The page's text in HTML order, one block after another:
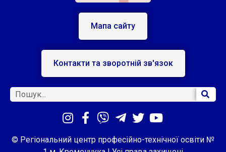
Мапа сайту
Контакти та зворотній зв'язок
© Регіональний центр професійно-технічної освіти №